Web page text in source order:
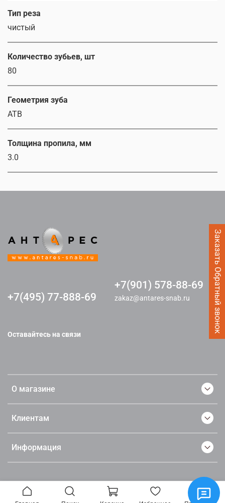
Заказать Обратный звонок
Тип реза
чистый
Количество зубьев, шт
80
Геометрия зуба
ATB
Толщина пропила, мм
3.0
О магазине
Клиентам
Информация
+7(495) 77-888-69
+7(901) 578-88-69
zakaz@antares-snab.ru
Оставайтесь на связи